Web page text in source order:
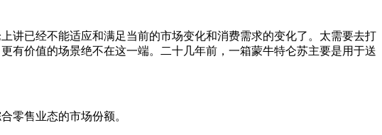
讲已经不能适应和满足当前的市场变化和消费需求的变化了。太需要去打
有价值的场景绝不在这一端。二十几年前，一箱蒙牛特仑苏主要是用于送
零售业态的市场份额。